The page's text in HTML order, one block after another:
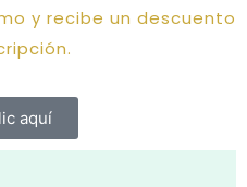
y recibe un descuento
aquí